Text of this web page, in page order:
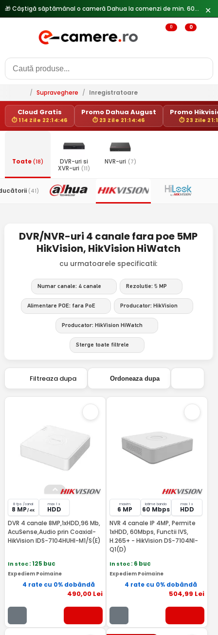
✕
0 0
/ Supraveghere / Inregistratoare
Cloud Gratis
⏱ 114 Zile 22:14:46
Promo Dahua August
⏱ 23 Zile 21:14:46
Promo
⏱ 23 Zile
Toate(18)
DVR-uri si
XVR-uri (11)
NVR-uri (7)
(41)
DVR/NVR-uri 4 canale fara poe 5MP
HikVision, HikVision HiWatch
cu urmatoarele specificatii:
Numar canale: 4 canale Rezolutie: 5 MP
Alimentare POE: fara PoE Producator: HikVision
Producator: HikVision HiWatch
Sterge toate filtrele
Filtreaza dupa Ordoneaza dupa
8 fps /canal
8 MP / 4K
max 1 x
HDD
DVR 4 canale 8MP,1xHDD,96 Mb,
AcuSense,Audio prin Coaxial-
HikVision IDS-7104HUHI-M1/S(E)
In stoc: 125 buc
Expediem Poimaine
4 rate cu 0% dobândă
490,00Lei
maxim
6 MP
latime banda
60 Mbps
max 1 x
HDD
NVR 4 canale IP 4MP, Permite
1xHDD, 60Mbps, Functii IVS,
H.265+ - HikVision DS-7104NI-
Q1(D)
In stoc: 6 buc
Expediem Poimaine
4 rate cu 0% dobândă
504,99 Lei